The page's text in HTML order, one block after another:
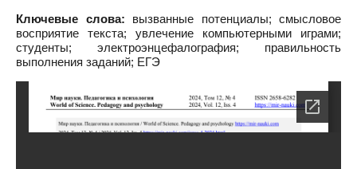
Ключевые слова: вызванные потенциалы; смысловое
восприятие текста; увлечение компьютерными играми;
студенты; электроэнцефалография; правильность
выполнения заданий; ЕГЭ